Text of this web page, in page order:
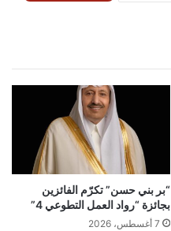
“بر بني حسن” تكرّم الفائزين
بجائزة “رواد العمل التطوعي 4”
7 أغسطس، 2026